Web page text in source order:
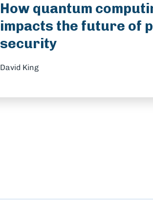
How quantum
impacts the future of
security
David King